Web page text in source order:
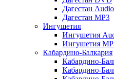
Дагестан
Дагестан MP3
Ингушетия
Ингушетия
Ингушетия
Кабардино-Балкария
Кабардино-
Кабардино-